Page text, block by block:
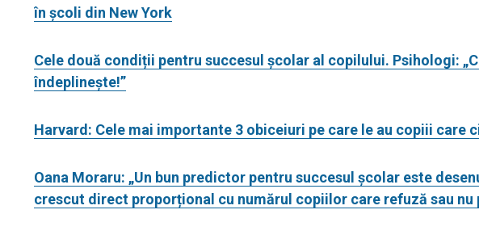
în școli din New York
Cele două condiții pentru succesul școlar al copilului. Psihologi:
îndeplinește!”
Harvard: Cele mai importante 3 obiceiuri pe care le au copiii care
Oana Moraru: „Un bun predictor pentru succesul școlar este
crescut direct proporțional cu numărul copiilor care refuză sau nu